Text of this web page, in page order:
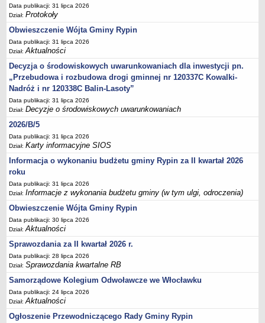
Jednostki organizacyjne, GOPS, Instytucja kultury, OSP
Jednostki pomocnicze - sołectwa
Plan pracy komisji rewizyjnej
Sesje Rady Gminy Rypin
PRAWO LOKALNE
Statut
Strategia rozwoju
Uchwały
Projekty uchwał
Protokoły
Imienne wykazy głosowań radnych
Postać dokumentów
Akty Prawne, Dzienniki Ustaw, Monitory Polskie
Prawo miejscowe
Zarządzenia
Studium uwarunkowań i kierunków zagospodarowania
przestrzennego
Dane przestrzenne - MPZP
Stałe obwody głosowania, numery, granice oraz siedziby
obwodowych komisji wyborczych, opis granic okręgów wyborczych
Plan ogólny gminy Rypin
Data publikacji: 31 lipca 2026
Dział:Protokoły
Obwieszczenie Wójta Gminy Rypin
Data publikacji: 31 lipca 2026
Dział:Aktualności
Decyzja o środowiskowych uwarunkowaniach dla inwestycji pn.
„Przebudowa i rozbudowa drogi gminnej nr 120337C Kowalki-
Nadróż i nr 120338C Balin-Lasoty”
Data publikacji: 31 lipca 2026
Dział:Decyzje o środowiskowych uwarunkowaniach
2026/B/5
Data publikacji: 31 lipca 2026
Dział:Karty informacyjne SIOS
Informacja o wykonaniu budżetu gminy Rypin za II kwartał 2026
roku
Data publikacji: 31 lipca 2026
Dział:Informacje z wykonania budżetu gminy (w tym ulgi, odroczenia)
Obwieszczenie Wójta Gminy Rypin
Data publikacji: 30 lipca 2026
Dział:Aktualności
Sprawozdania za II kwartał 2026 r.
Data publikacji: 28 lipca 2026
Dział:Sprawozdania kwartalne RB
Samorządowe Kolegium Odwoławcze we Włocławku
Data publikacji: 24 lipca 2026
Dział:Aktualności
Ogłoszenie Przewodniczącego Rady Gminy Rypin